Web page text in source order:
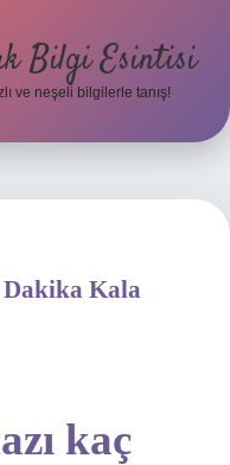
Bilgi Esintisi
ve neşeli bilgilerle tanış!
Dakika Kala
kaç